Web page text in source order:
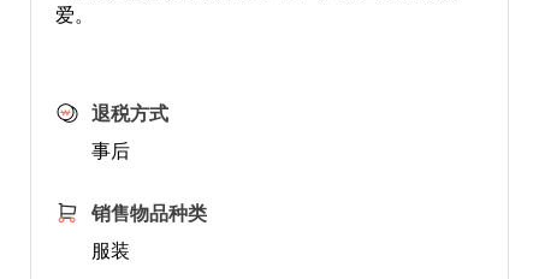
爱。
退税方式
事后
销售物品种类
服装